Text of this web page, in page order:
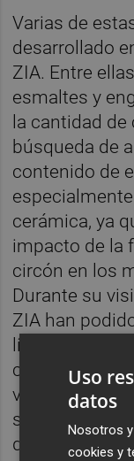
Varias de
desarrollado
ZIA. Entre
esmaltes y
la cantidad
búsqueda de
contenido de
cerámica, ya
impacto de la
circón en los
Durante su
ZIA han
líneas
capacidades
vanguardia a
sectores
de estos
Uso
datos
Nosotros
cookies y